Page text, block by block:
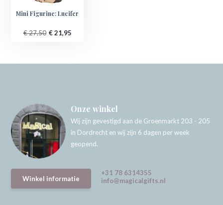
Mini Figurine: Lucifer
€ 27,50 € 21,95
Onze winkel
Wij zijn gevestigd aan de Groenmarkt 203 - 205
in Dordrecht en wij zijn 6 dagen per week
geopend.
Winkel informatie
+31 78 6314355
info@magicalgifts.nl